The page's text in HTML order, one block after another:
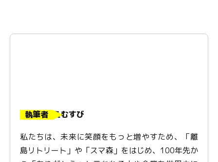
執筆者 えむすび
私たちは、未来に笑顔をもっと増やすため、「離
島リトリート」や「スマ森」をはじめ、100年先か